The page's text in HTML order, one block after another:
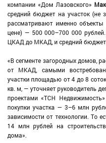
компании «Дом Лазовского»
средний бюджет на участок (не
рассматривают именно
цене) — 500 000–700 000
ЦКАД до МКАД, и средний бюджет
«В сегменте загородных домов,
от МКАД, самыми
участки площадью от 4 до 8
кв. м, — уточняет руководитель
проектами «ТСН
покупки участка — 3–6 млн
зависимости от технологии. То
14 млн рублей на
дома».